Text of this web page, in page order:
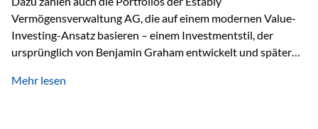
Vermögensverwaltung AG, die auf einem modernen Value-
Investing-Ansatz basieren – einem Investmentstil, der
ursprünglich von Benjamin Graham entwickelt und später
Modernes Value Investing als Grundlage Der
Mehr lesen